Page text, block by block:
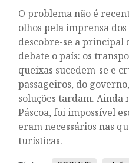
O problema não é
olhos pela imprensa
descobre-se a principal
debate o país: os
queixas sucedem-se e
passageiros, do
soluções tardam. Ainda
Páscoa, foi impossível
eram necessários nas
turísticas.